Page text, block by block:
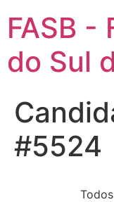
FASB -
do Sul
#5524